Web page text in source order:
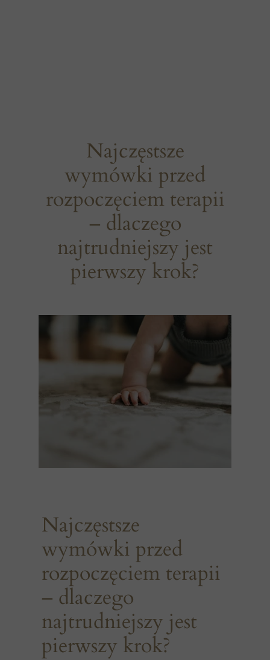
Najczęstsze
wymówki przed
rozpoczęciem terapii
– dlaczego
najtrudniejszy jest
pierwszy krok?
Najczęstsze
wymówki przed
rozpoczęciem terapii
– dlaczego
najtrudniejszy jest
pierwszy krok?